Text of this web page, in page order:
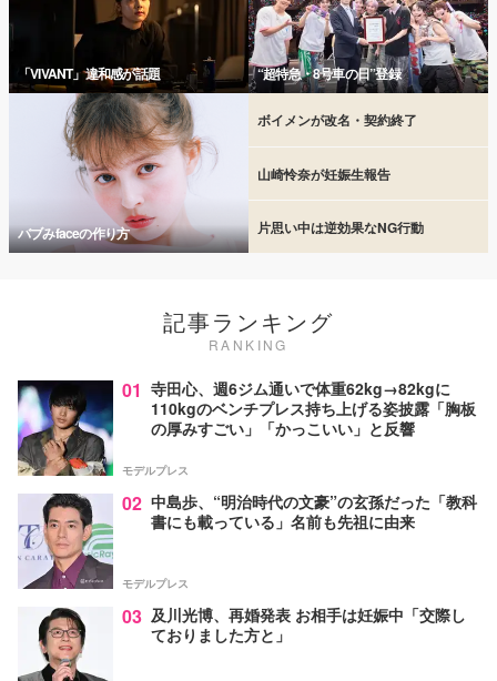
「VIVANT」違和感が話題 “超特急・8号車の日”登録
バブみfaceの作り方
ボイメンが改名・契約終了
山崎怜奈が妊娠生報告
片思い中は逆効果なNG行動
記事ランキング
RANKING
01 寺田心、週6ジム通いで体重62kg→82kgに
110kgのベンチプレス持ち上げる姿披露「胸板
の厚みすごい」「かっこいい」と反響
モデルプレス
02 中島歩、“明治時代の文豪”の玄孫だった「教科
書にも載っている」名前も先祖に由来
モデルプレス
03 及川光博、再婚発表 お相手は妊娠中「交際し
ておりました方と」